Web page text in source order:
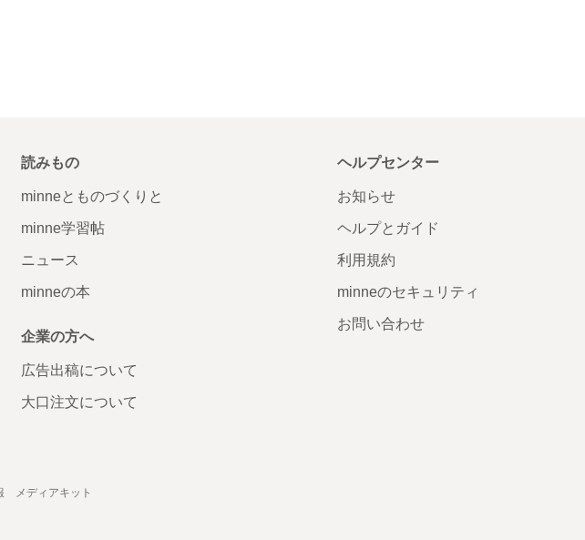
読みもの
minneとものづくりと
minne学習帖
ニュース
minneの本
企業の方へ
広告出稿について
大口注文について
ヘルプセンター
お知らせ
ヘルプとガイド
利用規約
minneのセキュリティ
お問い合わせ
メディアキット